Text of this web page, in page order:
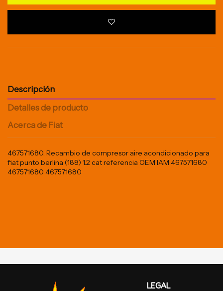
Descripción
Detalles de producto
Acerca de Fiat
467571680. Recambio de compresor aire acondicionado para
fiat punto berlina (188) 1.2 cat referencia OEM IAM 467571680
467571680 467571680
LEGAL